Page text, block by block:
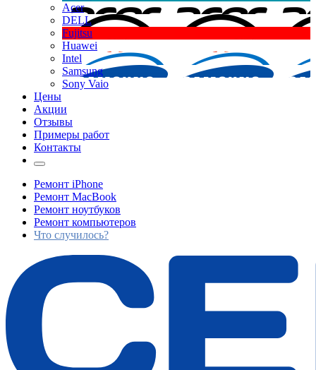
Acer
DELL
Fujitsu
Huawei
Intel
Samsung
Sony Vaio
Цены
Акции
Отзывы
Примеры работ
Контакты
Ремонт iPhone
Ремонт MacBook
Ремонт ноутбуков
Ремонт компьютеров
Что случилось?